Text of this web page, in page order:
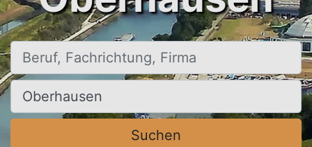
Beruf, Fachrichtung, Firma
Ort, Stadt
Suchen